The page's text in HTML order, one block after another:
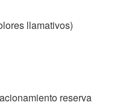
llamativos)
reserva